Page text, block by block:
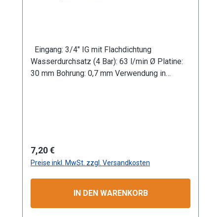
Wasserdurchsatz (4 Bar): 63 l/min Ø Platine:
30 mm Bohrung: 0,7 mm Verwendung in
Regulärer Preis:
7,20 €
Preise inkl. MwSt. zzgl. Versandkosten
IN DEN WARENKORB